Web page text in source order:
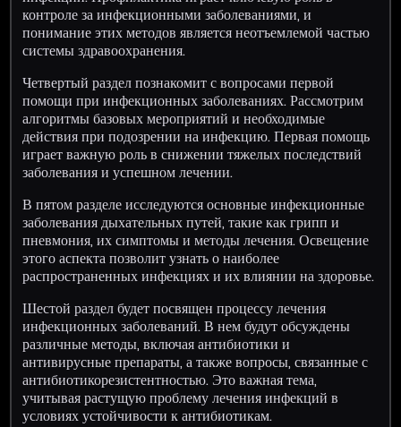
контроле за инфекционными заболеваниями, и
понимание этих методов является неотъемлемой частью
системы здравоохранения.
Четвертый раздел познакомит с вопросами первой
помощи при инфекционных заболеваниях. Рассмотрим
алгоритмы базовых мероприятий и необходимые
действия при подозрении на инфекцию. Первая помощь
играет важную роль в снижении тяжелых последствий
заболевания и успешном лечении.
В пятом разделе исследуются основные инфекционные
заболевания дыхательных путей, такие как грипп и
пневмония, их симптомы и методы лечения. Освещение
этого аспекта позволит узнать о наиболее
распространенных инфекциях и их влиянии на здоровье.
Шестой раздел будет посвящен процессу лечения
инфекционных заболеваний. В нем будут обсуждены
различные методы, включая антибиотики и
антивирусные препараты, а также вопросы, связанные с
антибиотикорезистентностью. Это важная тема,
учитывая растущую проблему лечения инфекций в
условиях устойчивости к антибиотикам.